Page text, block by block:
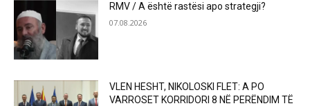
RMV / A është rastësi apo strategji?
07.08.2026
VLEN HESHT, NIKOLOSKI FLET: A PO
VARROSET KORRIDORI 8 NË PERËNDIM TË